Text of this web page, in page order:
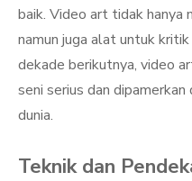
baik. Video art tidak hanya
namun juga alat untuk
dekade berikutnya, video
seni serius dan
dunia.
Teknik dan